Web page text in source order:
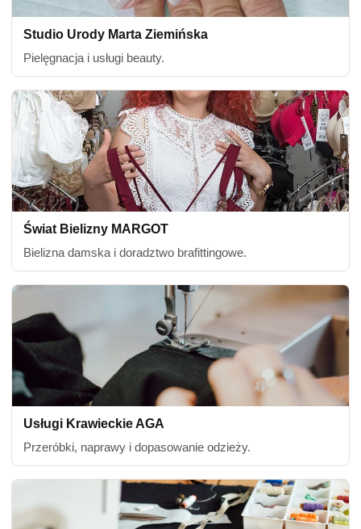
Studio Urody Marta Ziemińska
Pielęgnacja i usługi beauty.
Świat Bielizny MARGOT
Bielizna damska i doradztwo brafittingowe.
Usługi Krawieckie AGA
Przeróbki, naprawy i dopasowanie odzieży.